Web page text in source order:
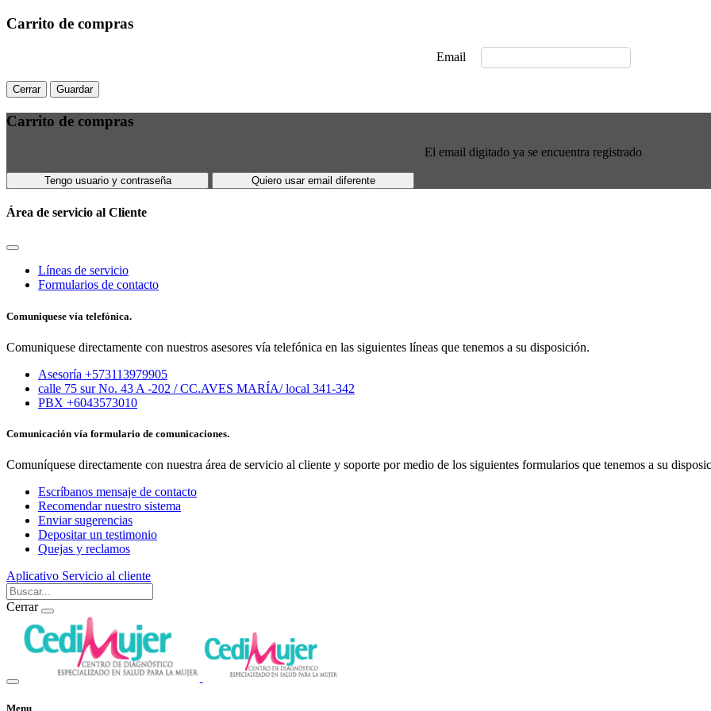
Carrito de compras
Email
Cerrar Guardar
Carrito de compras
El email digitado ya se encuentra registrado
Tengo usuario y contraseña Quiero usar email diferente
Área de servicio al Cliente
Líneas de servicio
Formularios de contacto
Comuniquese vía telefónica.
Comuniquese directamente con nuestros asesores vía telefónica en las siguientes líneas que tenemos a su disposición.
Asesoría +573113979905
calle 75 sur No. 43 A -202 / CC.AVES MARÍA/ local 341-342
PBX +6043573010
Comunicación vía formulario de comunicaciones.
Comuníquese directamente con nuestra área de servicio al cliente y soporte por medio de los siguientes formularios que tenemos a su
Escríbanos mensaje de contacto
Recomendar nuestro sistema
Enviar sugerencias
Depositar un testimonio
Quejas y reclamos
Aplicativo Servicio al cliente
Cerrar
Menu